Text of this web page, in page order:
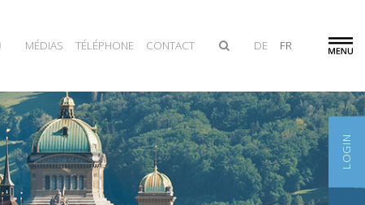
MÉDIAS TÉLÉPHONE CONTACT DE FR
LOGIN